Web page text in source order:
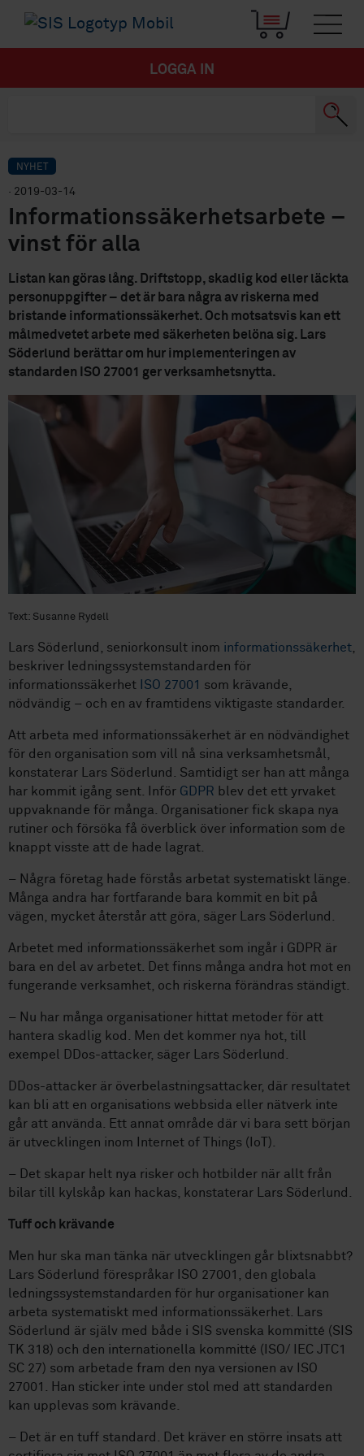
LOGGA IN
NYHET
· 2019-03-14
Informationssäkerhetsarbete –
vinst för alla
Listan kan göras lång. Driftstopp, skadlig kod eller läckta
personuppgifter – det är bara några av riskerna med
bristande informationssäkerhet. Och motsatsvis kan ett
målmedvetet arbete med säkerheten belöna sig. Lars
Söderlund berättar om hur implementeringen av
standarden ISO 27001 ger verksamhetsnytta.
Text: Susanne Rydell
Lars Söderlund, seniorkonsult inom informationssäkerhet
beskriver ledningssystemstandarden för
informationssäkerhet
ISO 27001 som krävande,
nödvändig – och en av framtidens viktigaste standarder.
Att arbeta med informationssäkerhet är en nödvändighet
för den organisation som vill nå sina verksamhetsmål,
konstaterar Lars Söderlund. Samtidigt ser han att många
har kommit igång sent. Inför GDPR blev det ett yrvaket
uppvaknande för många. Organisationer fick skapa nya
rutiner och försöka få överblick över information som de
knappt visste att de hade lagrat.
– Några företag hade förstås arbetat systematiskt länge.
Många andra har fortfarande bara kommit en bit på
vägen, mycket återstår att göra, säger Lars Söderlund.
Arbetet med informationssäkerhet som ingår i GDPR är
bara en del av arbetet. Det finns många andra hot mot en
fungerande verksamhet, och riskerna förändras ständigt.
– Nu har många organisationer hittat metoder för att
hantera skadlig kod. Men det kommer nya hot, till
exempel DDos-attacker, säger Lars Söderlund.
DDos-attacker är överbelastningsattacker, där resultatet
kan bli att en organisations webbsida eller nätverk inte
går att använda. Ett annat område där vi bara sett början
är utvecklingen inom Internet of Things (IoT).
– Det skapar helt nya risker och hotbilder när allt från
bilar till kylskåp kan hackas, konstaterar Lars Söderlund.
Tuff och krävande
Men hur ska man tänka när utvecklingen går blixtsnabbt?
Lars Söderlund förespråkar ISO 27001, den globala
ledningssystemstandarden för hur organisationer kan
arbeta systematiskt med informationssäkerhet. Lars
Söderlund är själv med både i SIS svenska kommitté (SIS
TK 318) och den internationella kommitté (ISO/ IEC JTC1
SC 27) som arbetade fram den nya versionen av ISO
27001. Han sticker inte under stol med att standarden
kan upplevas som krävande.
– Det är en tuff standard. Det kräver en större insats att